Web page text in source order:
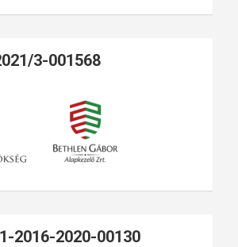
3-001568
2016-2020-00130